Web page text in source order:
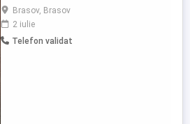
proiecte rezidențiale și comerciale aflate
în derulare în BRASOV. Ce oferim: Plată la
mp sau la zi (în funcție de negociere și de
complexitatea lucrării). Plăți corecte, la
Brasov, Brasov
2 iulie
Telefon validat